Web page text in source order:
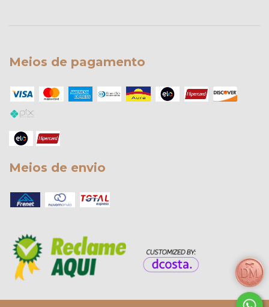
Meios de pagamento
Meios de envio